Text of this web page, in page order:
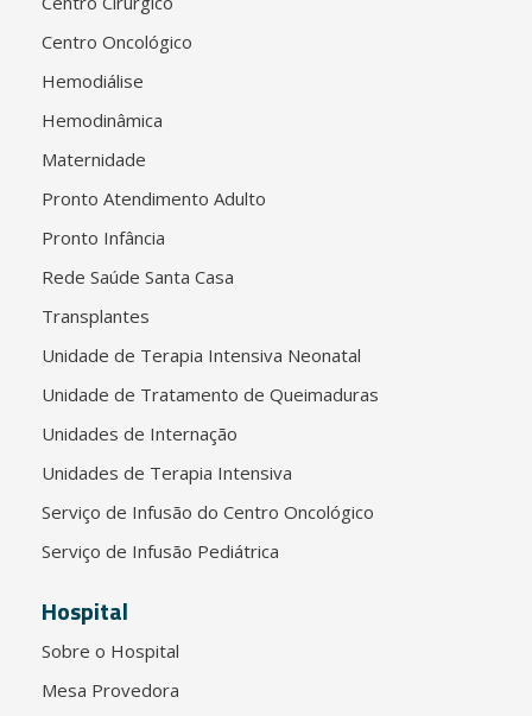
Centro Oncológico
Hemodiálise
Hemodinâmica
Maternidade
Pronto Atendimento Adulto
Pronto Infância
Rede Saúde Santa Casa
Transplantes
Unidade de Terapia Intensiva Neonatal
Unidade de Tratamento de Queimaduras
Unidades de Internação
Unidades de Terapia Intensiva
Serviço de Infusão do Centro Oncológico
Serviço de Infusão Pediátrica
Hospital
Sobre o Hospital
Mesa Provedora